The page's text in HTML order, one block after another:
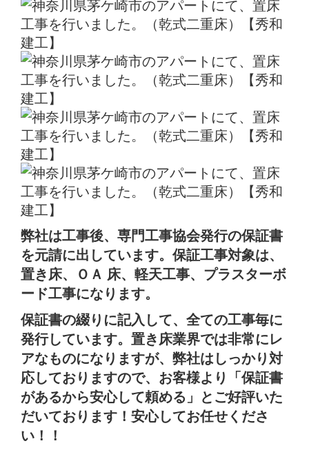
弊社は工事後、専門工事協会発行の保証書
を元請に出しています。保証工事対象は、
置き床、ＯＡ 床、軽天工事、プラスターボ
ード工事になります。
保証書の綴りに記入して、全ての工事毎に
発行しています。置き床業界では非常にレ
アなものになりますが、弊社はしっかり対
応しておりますので、お客様より「保証書
があるから安心して頼める」とご好評いた
だいております！安心してお任せくださ
い！！